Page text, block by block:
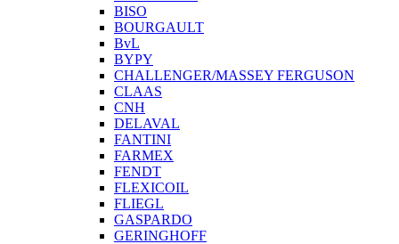
BISO
BOURGAULT
BvL
BYPY
CHALLENGER/MASSEY FERGUSON
CLAAS
CNH
DELAVAL
FANTINI
FARMEX
FENDT
FLEXICOIL
FLIEGL
GASPARDO
GERINGHOFF